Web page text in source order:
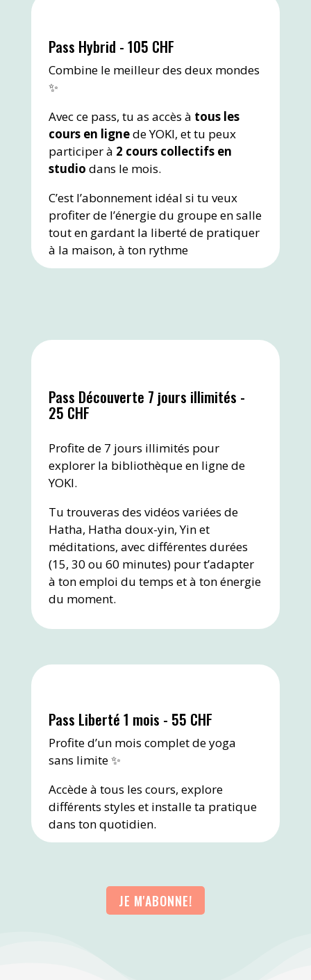
Pass Hybrid - 105 CHF
Combine le meilleur des deux mondes
✨
Avec ce pass, tu as accès à tous les
cours en lignede YOKI, et tu peux
participer à 2 cours collectifs en
studio dans le mois.
C’est l’abonnement idéal si tu veux
profiter de l’énergie du groupe en salle
tout en gardant la liberté de pratiquer
à la maison, à ton rythme
Pass Découverte 7 jours illimités -
25 CHF
Profite de 7 jours illimités pour
explorer la bibliothèque en ligne de
YOKI.
Tu trouveras des vidéos variées de
Hatha, Hatha doux-yin, Yin et
méditations, avec différentes durées
(15, 30 ou 60 minutes) pour t’adapter
à ton emploi du temps et à ton énergie
du moment.
Pass Liberté 1 mois - 55 CHF
Profite d’un mois complet de yoga
sans limite ✨
Accède à tous les cours, explore
différents styles et installe ta pratique
dans ton quotidien.
JE M'ABONNE!